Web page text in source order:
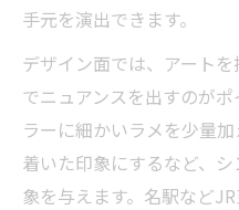
手元を演出できます。
デザイン面では、アート
でニュアンスを出すのが
ラーに細かいラメを少量
着いた印象にするなど、
象を与えます。名駅など